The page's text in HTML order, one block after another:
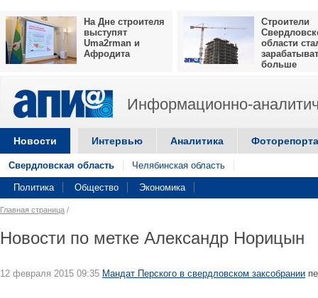
На Дне строителя
выступят
Uma2rman и
Афродита
Строители
области
больше
Информационно-
Новости Интервью Аналитика
Свердловская область Челябинская область
Политика Общество Экономика
Главная страница /
Новости по метке Александр Норицын
12 февраля 2015 09:35 Мандат Перского в свердловском заксобрании